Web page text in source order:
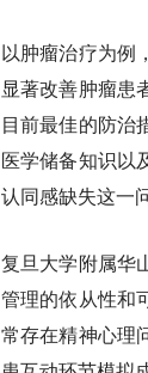
以肿瘤治疗为例
显著改善肿瘤患
目前最佳的防治
医学储备知识以
认同感缺失这一
复旦大学附属华
管理的依从性和
常存在精神心理